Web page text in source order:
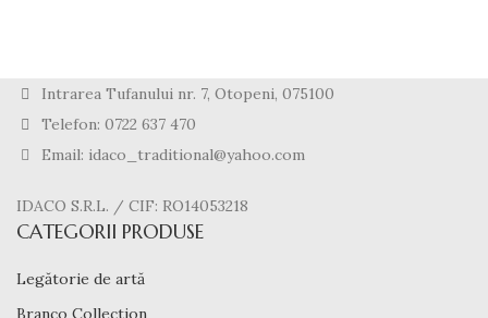
Intrarea Tufanului nr. 7, Otopeni, 075100
Telefon: 0722 637 470
Email: idaco_traditional@yahoo.com
IDACO S.R.L. / CIF: RO14053218
CATEGORII PRODUSE
Legătorie de artă
Branco Collection